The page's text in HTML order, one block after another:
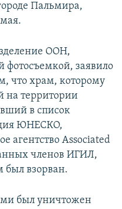
Пальмира,
ООН,
заявило
что храм, которому
на территории
в список
ЮНЕСКО,
агентство Associated
членов ИГИЛ,
был взорван.
был уничтожен